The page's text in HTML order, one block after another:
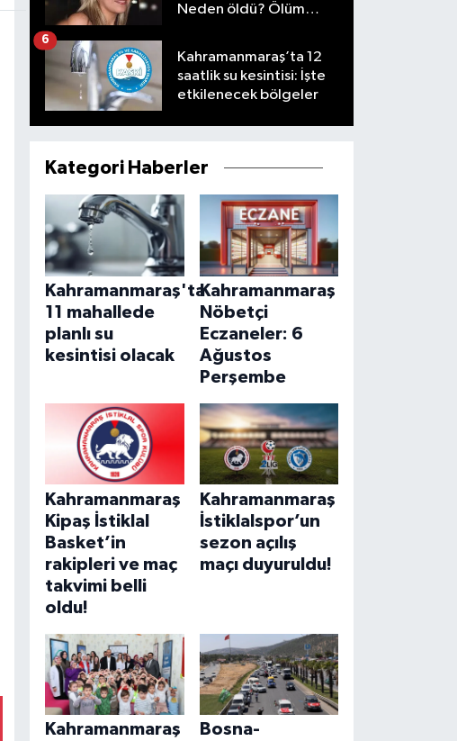
Neden öldü? Ölüm
Kahramanmaraş’ta 12
saatlik su kesintisi: İşte
etkilenecek bölgeler
6
Kategori Haberler
Kahramanmaraş'ta
11 mahallede
planlı su
kesintisi olacak
Kahramanmaraş
Nöbetçi
Eczaneler: 6
Ağustos
Perşembe
Kahramanmaraş
Kipaş İstiklal
Basket’in
rakipleri ve maç
takvimi belli
oldu!
Kahramanmaraş
İstiklalspor’un
sezon açılış
maçı duyuruldu!
Kahramanmaraş
Bosna-